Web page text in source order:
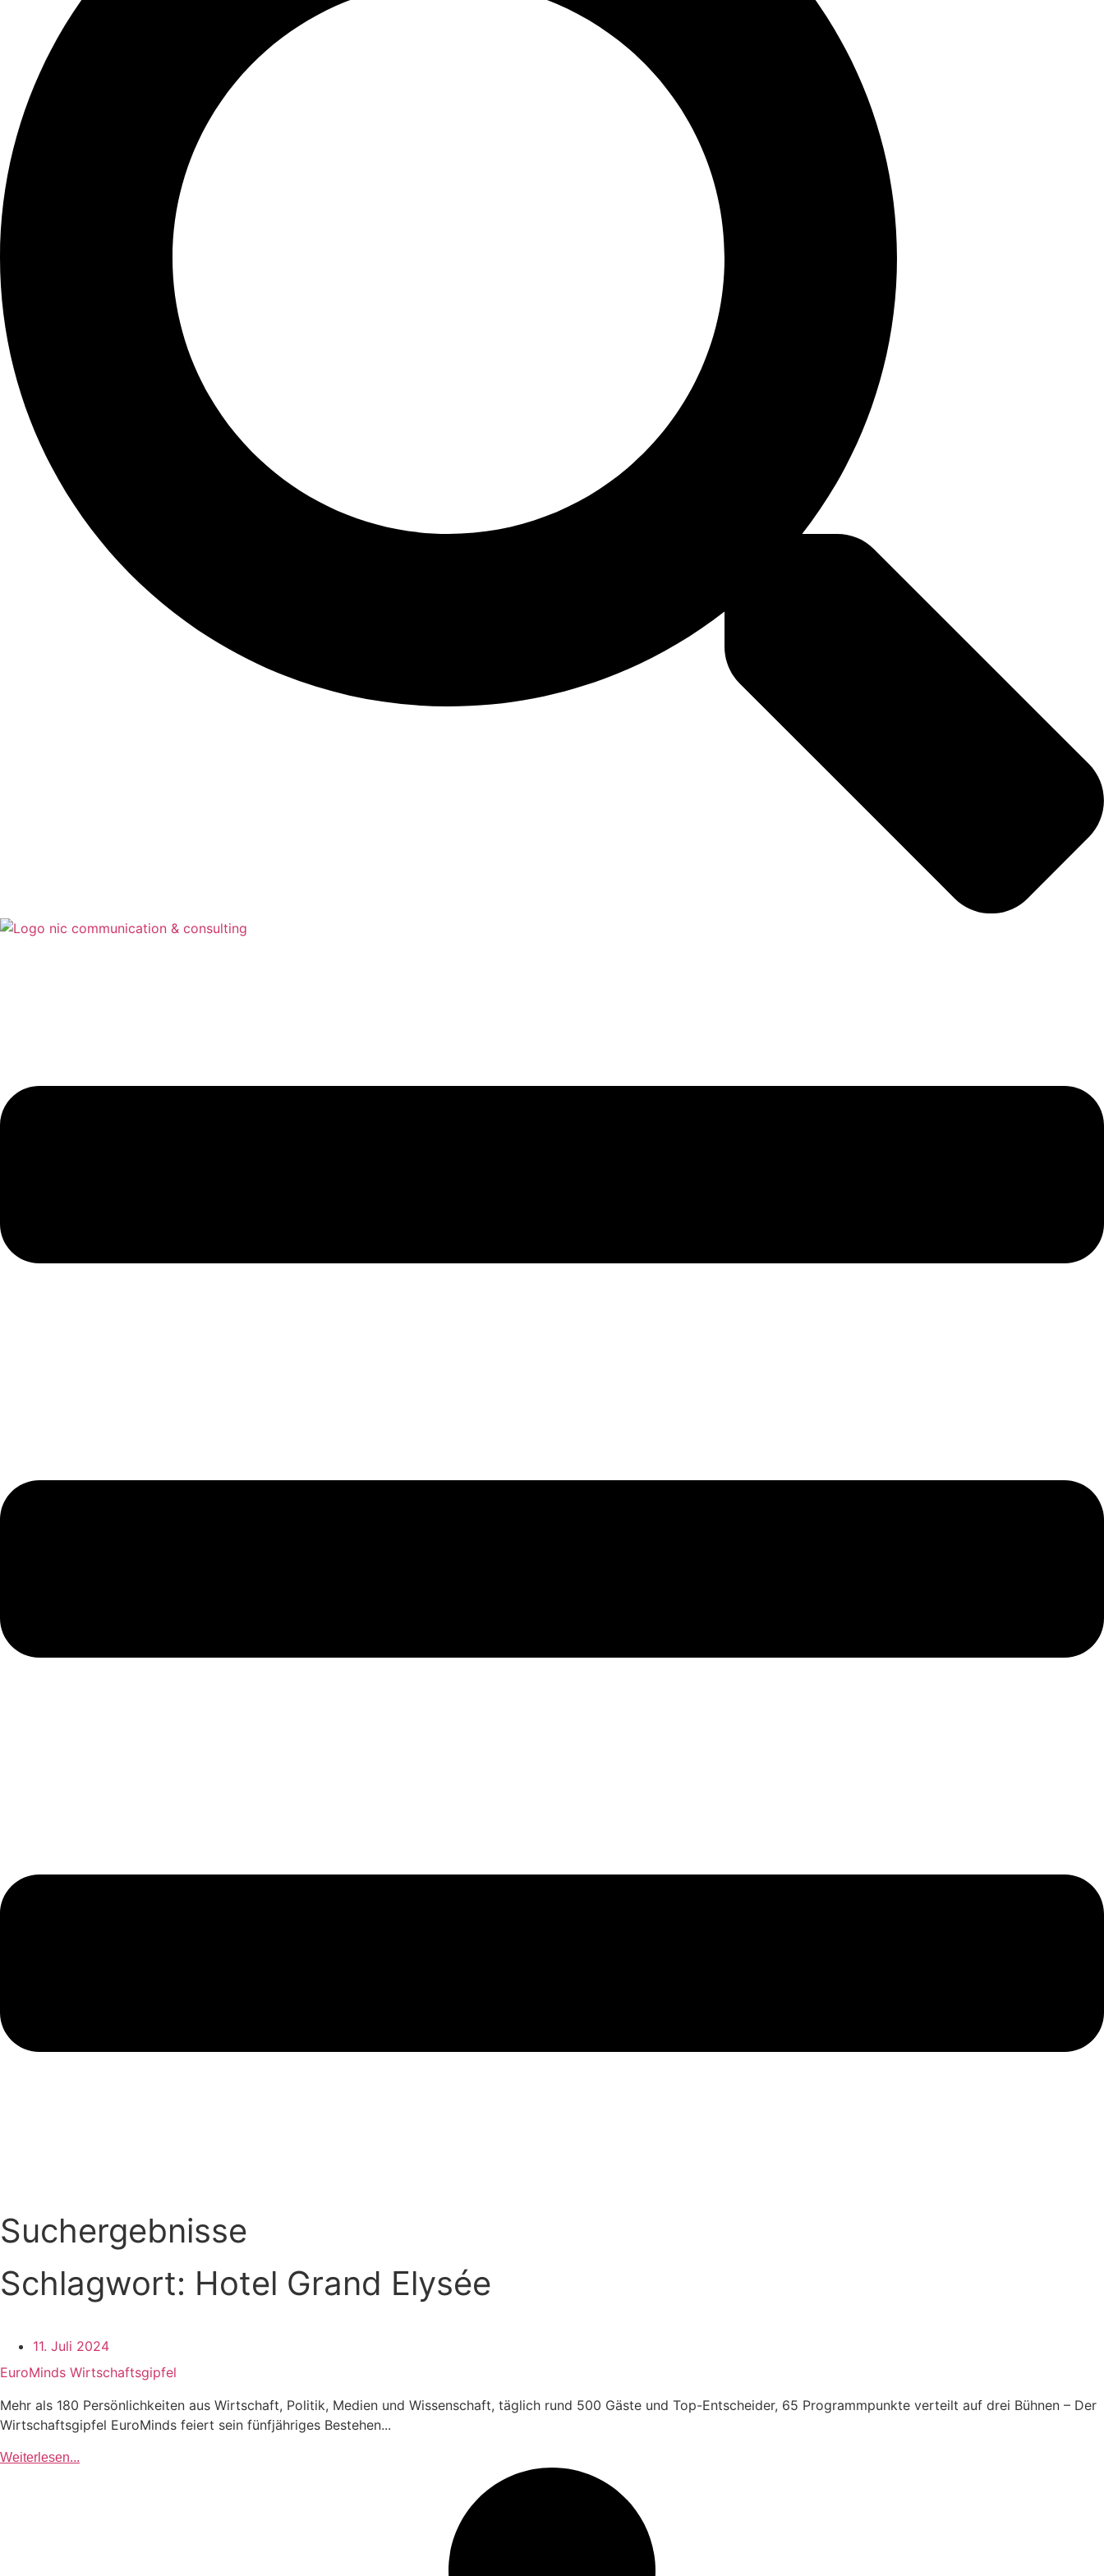
Suchergebnisse
Schlagwort: Hotel Grand Elysée
11. Juli 2024
EuroMinds Wirtschaftsgipfel
Mehr als 180 Persönlichkeiten aus Wirtschaft, Politik, Medien und Wissenschaft, täglich rund 500 Gäste und Top-Entscheider, 65 Programmpunkte verteilt auf drei Bühnen – Der
Wirtschaftsgipfel EuroMinds feiert sein fünfjähriges Bestehen...
Weiterlesen...